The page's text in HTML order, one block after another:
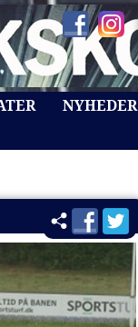
NYHEDER